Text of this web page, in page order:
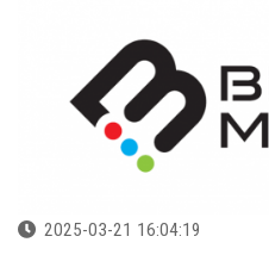
2025-03-21 16:04:19